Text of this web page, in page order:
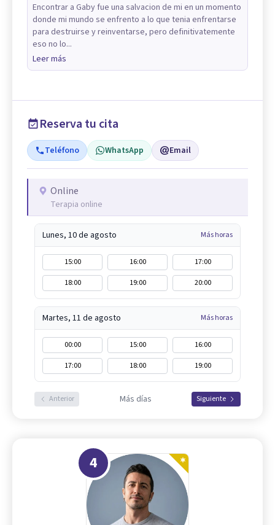
Encontrar a Gaby fue una salvacion de mi en un momento
donde mi mundo se enfrento a lo que tenia enfrentarse
para destruirse y reinventarse, pero definitivatemente
eso no lo...
Leer más
Reserva tu cita
Teléfono WhatsApp Email
Online
Terapia online
Lunes, 10 de agosto Más horas
15:00 16:00
17:00
18:00
19:00 20:00
Martes, 11 de agosto Más horas
00:00 15:00
16:00
17:00
18:00 19:00
Anterior Más días Siguiente
4